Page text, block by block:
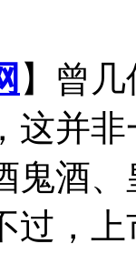
】曾
这并
鬼酒
过，